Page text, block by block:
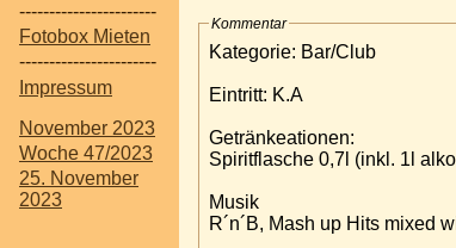
-----------------------
Fotobox Mieten
-----------------------
Impressum
November 2023
Woche 47/2023
25. November
2023
Kommentar
Kategorie: Bar/Club
Eintritt: K.A
Getränkeationen:
Spiritflasche 0,7l (inkl. 1l
Musik
R´n´B, Mash up Hits mixed